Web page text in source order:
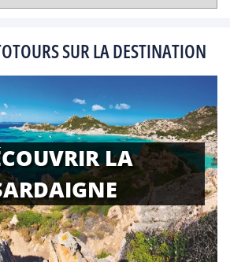
SUR LA DESTINATION
LA